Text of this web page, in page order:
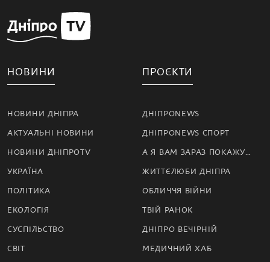
НОВИНИ
НОВИНИ ДНІПРА
АКТУАЛЬНІ НОВИНИ
НОВИНИ ДНІПРОTV
УКРАЇНА
ПОЛІТИКА
ЕКОЛОГІЯ
СУСПІЛЬСТВО
СВІТ
ПРОЄКТИ
ДНІПРОNEWS
ДНІПРОNEWS СПОРТ
А Я ВАМ ЗАРАЗ ПОКАЖУ…
ЖИТТЄЛЮБИ ДНІПРА
ОБЛИЧЧЯ ВІЙНИ
ТВІЙ РАНОК
ДНІПРО ВЕЧІРНІЙ
МЕДИЧНИЙ ХАБ